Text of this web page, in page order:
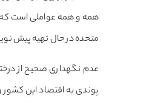
همه و همه عواملی است که
متحده در حال تهیه پیش
پوندی به اقتصاد این کشور